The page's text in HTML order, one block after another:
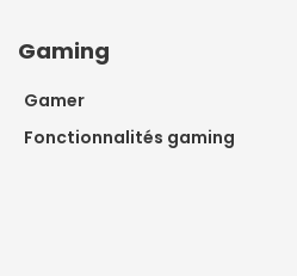
Gaming
Gamer
Fonctionnalités gaming